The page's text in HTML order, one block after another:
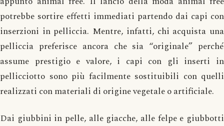
potrebbe sortire effetti immediati partendo dai capi con
inserzioni in pelliccia. Mentre, infatti, chi acquista una
pelliccia preferisce ancora che sia “originale” perché
assume prestigio e valore, i capi con gli inserti in
pellicciotto sono più facilmente sostituibili con quelli
realizzati con materiali di origine vegetale o artificiale.
Dai giubbini in pelle, alle giacche, alle felpe e giubbotti